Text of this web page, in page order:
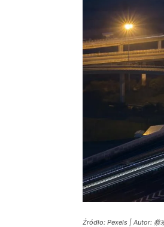
Źródło: Pexels | Autor: 蔡